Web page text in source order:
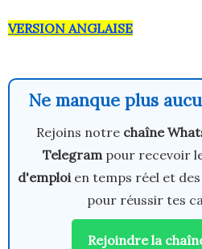
VERSION ANGLAISE
Ne manque plus
Rejoins notre chaîne
Telegrampour recevoir
d'emploien temps réel et des
pour réussir tes
Rejoindre la